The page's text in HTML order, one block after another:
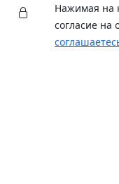
Нажимая на
согласие на